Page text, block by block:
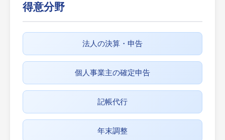
得意分野
法人の決算・申告
個人事業主の確定申告
記帳代行
年末調整